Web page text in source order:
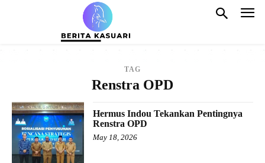
TAG
Renstra OPD
Hermus Indou Tekankan Pentingnya
Renstra OPD
May 18, 2026